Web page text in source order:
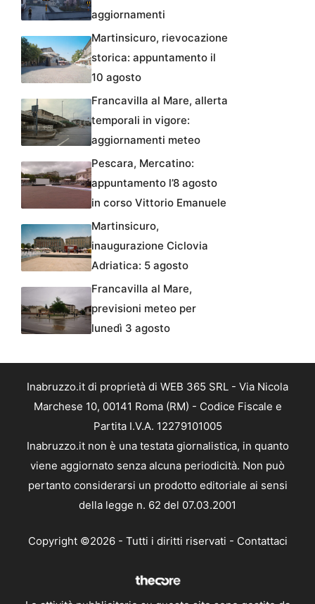
aggiornamenti
Martinsicuro, rievocazione
storica: appuntamento il
10 agosto
Francavilla al Mare, allerta
temporali in vigore:
aggiornamenti meteo
Pescara, Mercatino:
appuntamento l’8 agosto
in corso Vittorio Emanuele
Martinsicuro,
inaugurazione Ciclovia
Adriatica: 5 agosto
Francavilla al Mare,
previsioni meteo per
lunedì 3 agosto
Inabruzzo.it di proprietà di WEB 365 SRL - Via Nicola
Marchese 10, 00141 Roma (RM) - Codice Fiscale e
Partita I.V.A. 12279101005
Inabruzzo.it non è una testata giornalistica, in quanto
viene aggiornato senza alcuna periodicità. Non può
pertanto considerarsi un prodotto editoriale ai sensi
della legge n. 62 del 07.03.2001
Copyright ©2026 - Tutti i diritti riservati - Contattaci